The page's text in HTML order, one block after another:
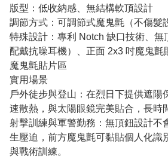
版型：低收納感、無結構軟頂設計
調節方式：可調節式魔鬼氈（不傷髮
特殊設計：專利 Notch 缺口技術、無
配戴抗噪耳機）、正面 2x3 吋魔鬼氈
魔鬼氈貼片區
實用場景
戶外徒步與登山：在烈日下提供遮陽
速散熱，與太陽眼鏡完美貼合，長時
射擊訓練與軍警勤務：無頂鈕設計不
生壓迫，前方魔鬼氈可黏貼個人化識
與戰術訓練。